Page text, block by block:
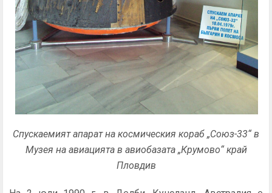
Спускаемият апарат на космическия кораб „Союз-33“ в
Музея на авиацията в авиобазата „Крумово“ край
Пловдив